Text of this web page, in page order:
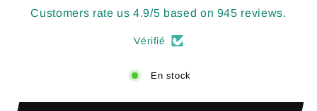
Customers rate us 4.9/5 based on 945 reviews.
Vérifié
En stock